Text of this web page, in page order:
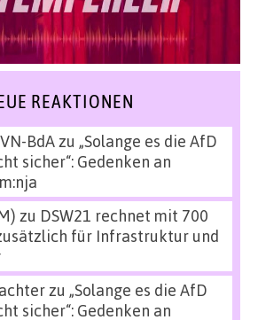
REAKTIONEN
BdAzu „Solange es die AfD
sicher“: Gedenken an
zu DSW21 rechnet mit 700
für Infrastruktur und
zu „Solange es die AfD
sicher“: Gedenken an